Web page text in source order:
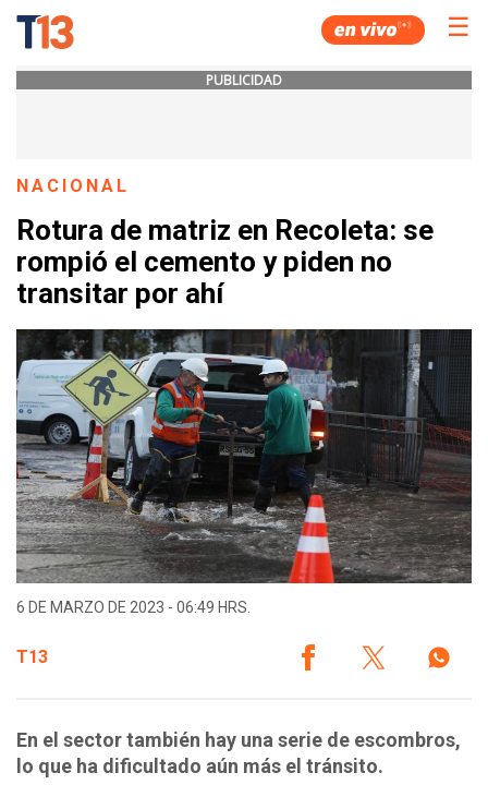
☰
PUBLICIDAD
NACIONAL
Rotura de matriz en Recoleta: se
rompió el cemento y piden no
transitar por ahí
6 DE MARZO DE 2023 - 06:49 HRS.
T13
En el sector también hay una serie de escombros,
lo que ha dificultado aún más el tránsito.